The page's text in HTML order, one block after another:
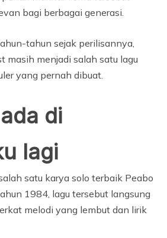
bagi berbagai generasi.
tahun sejak perilisannya,
masih menjadi salah satu lagu
yang pernah dibuat.
di
lagi
satu karya solo terbaik Peabo
1984, lagu tersebut langsung
melodi yang lembut dan lirik